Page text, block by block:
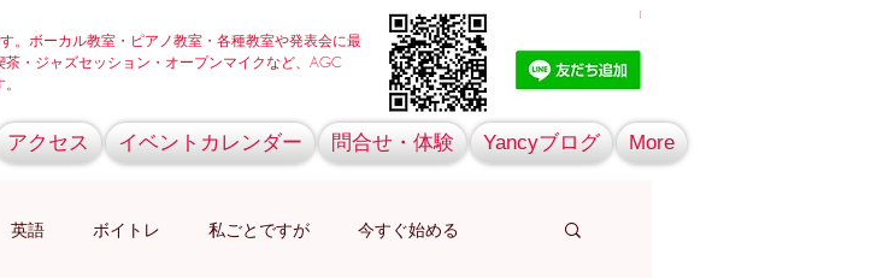
。ボーカル教室・ピアノ教室・各種教室や発表会に最
・ジャズセッション・オープンマイクなど、AGC
アクセス イベントカレンダー 問合せ・体験 Yancyブログ More
英語 ボイトレ 私ごとですが 今すぐ始める